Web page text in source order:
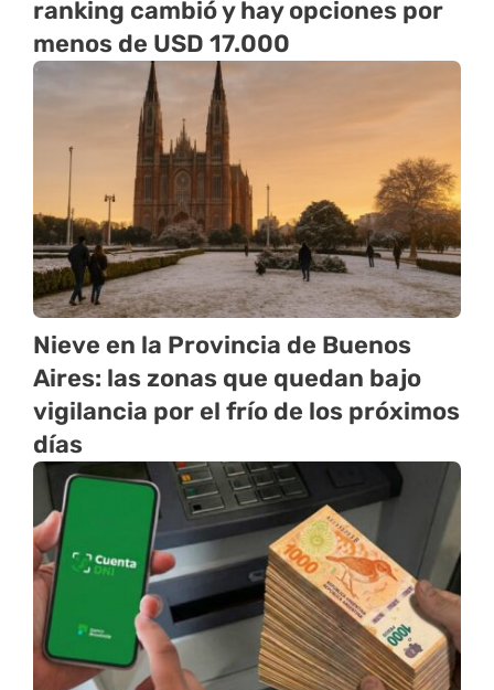
ranking cambió y hay opciones por
menos de USD 17.000
Nieve en la Provincia de Buenos
Aires: las zonas que quedan bajo
vigilancia por el frío de los próximos
días